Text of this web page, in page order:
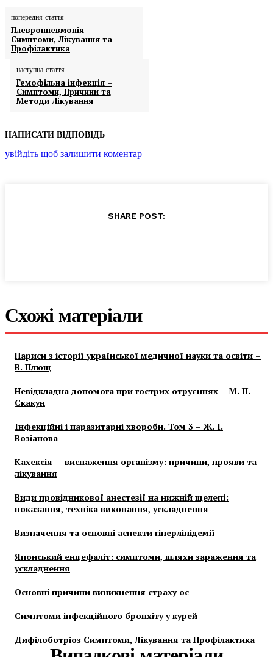
попередня стаття
Плевропневмонія –
Симптоми, Лікування та
Профілактика
наступна стаття
Гемофільна інфекція –
Симптоми, Причини та
Методи Лікування
НАПИСАТИ ВІДПОВІДЬ
увійдіть щоб залишити коментар
SHARE POST:
Схожі матеріали
Нариси з історії української медичної науки та освіти –
В. Плющ
Невідкладна допомога при гострих отруєннях – М. П.
Скакун
Інфекційні і паразитарні хвороби. Том 3 – Ж. І.
Возіанова
Кахексія — виснаження організму: причини, прояви та
лікування
Види провідникової анестезії на нижній щелепі:
показання, техніка виконання, ускладнення
Визначення та основні аспекти гіперліпідемії
Японський енцефаліт: симптоми, шляхи зараження та
ускладнення
Основні причини виникнення страху ос
Симптоми інфекційного бронхіту у курей
Дифілоботріоз Симптоми, Лікування та Профілактика